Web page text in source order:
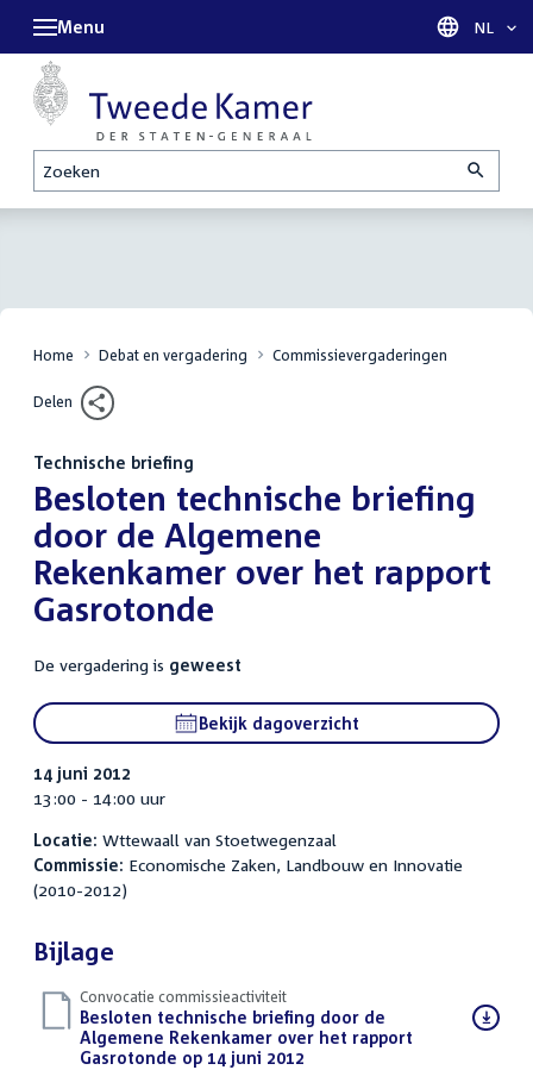
Zoeken
Menu Taal
NL
Home Debat en vergadering Commissievergaderingen
Delen
Technische briefing
:Besloten technische briefing
door de Algemene
Rekenkamer over het rapport
Gasrotonde
De vergadering is geweest
Bekijk dagoverzicht
14 juni 2012
13:00 - 14:00 uur
Locatie: Wttewaall van Stoetwegenzaal
Commissie: Economische Zaken, Landbouw en Innovatie
(2010-2012)
Bijlage
Convocatie commissieactiviteit
Download
bestand:
Besloten technische briefing door de
Algemene Rekenkamer over het rapport
Gasrotonde op 14 juni 2012